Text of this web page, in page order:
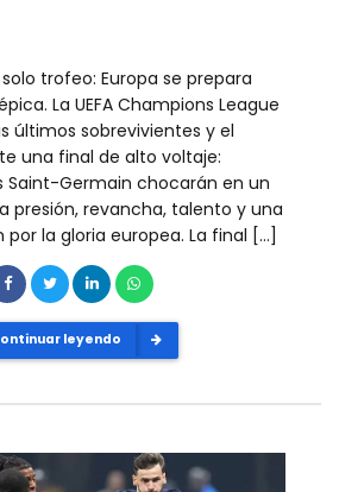
trofeo: Europa se prepara
La UEFA Champions League
últimos sobrevivientes y el
una final de alto voltaje:
Saint-Germain chocarán en un
presión, revancha, talento y una
la gloria europea. La final […]
leyendo